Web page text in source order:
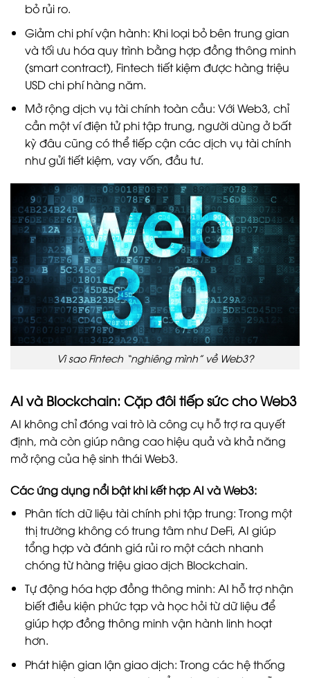
bỏ rủi ro.
Giảm chi phí vận hành: Khi loại bỏ bên trung gian
và tối ưu hóa quy trình bằng hợp đồng thông minh
(smart contract), Fintech tiết kiệm được hàng triệu
USD chi phí hàng năm.
Mở rộng dịch vụ tài chính toàn cầu: Với Web3, chỉ
cần một ví điện tử phi tập trung, người dùng ở bất
kỳ đâu cũng có thể tiếp cận các dịch vụ tài chính
như gửi tiết kiệm, vay vốn, đầu tư.
Vì sao Fintech “nghiêng mình” về Web3?
AI và Blockchain: Cặp đôi tiếp sức cho Web3
AI không chỉ đóng vai trò là công cụ hỗ trợ ra quyết
định, mà còn giúp nâng cao hiệu quả và khả năng
mở rộng của hệ sinh thái Web3.
Các ứng dụng nổi bật khi kết hợp AI và Web3:
Phân tích dữ liệu tài chính phi tập trung: Trong một
thị trường không có trung tâm như DeFi, AI giúp
tổng hợp và đánh giá rủi ro một cách nhanh
chóng từ hàng triệu giao dịch Blockchain.
Tự động hóa hợp đồng thông minh: AI hỗ trợ nhận
biết điều kiện phức tạp và học hỏi từ dữ liệu để
giúp hợp đồng thông minh vận hành linh hoạt
hơn.
Phát hiện gian lận giao dịch: Trong các hệ thống